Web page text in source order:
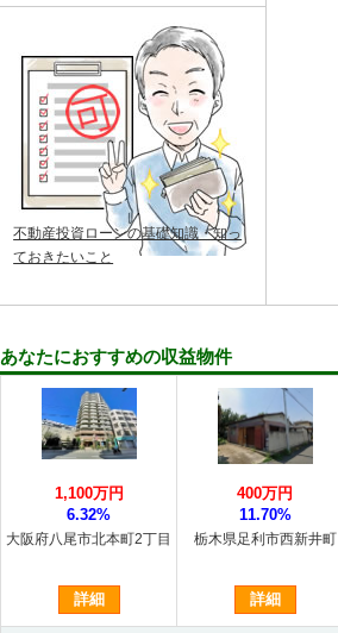
不動産投資ローンの基礎知識・知っ
ておきたいこと
あなたにおすすめの収益物件
大阪府八尾市北本町2丁目
1,100万円
6.32%
詳細
栃木県足利市西新井町
400万円
11.70%
詳細